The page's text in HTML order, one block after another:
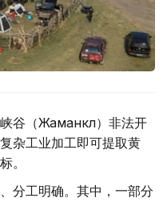
谷（Жаманкөл）非法开
杂工业加工即可提取黄
。
分工明确。其中，一部分